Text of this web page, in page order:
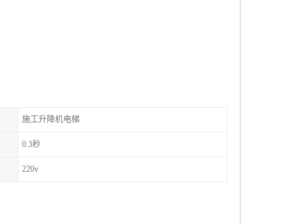
施工升降机电梯
0.3秒
220v